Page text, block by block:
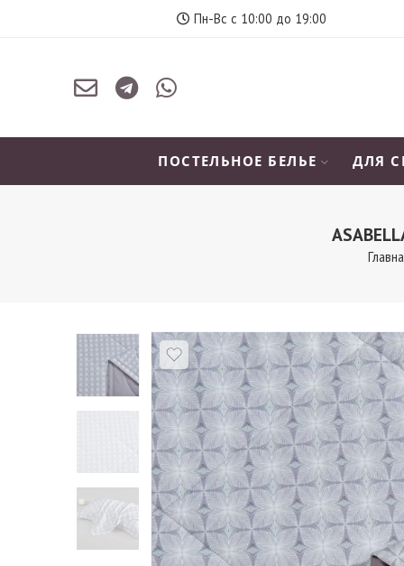
Пн-Вс с 10:00 до 19:00
ПОСТЕЛЬНОЕ БЕЛЬЕ ДЛЯ